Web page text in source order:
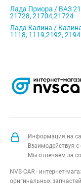
Лада Приора / ВАЗ
21728, 21704,21724
Лада Калина /
1118, 1119,2192, 2194
Информация на
Взаимодействуя
Мы отвечаем за
NVS-CAR - интернет-
оригинальных